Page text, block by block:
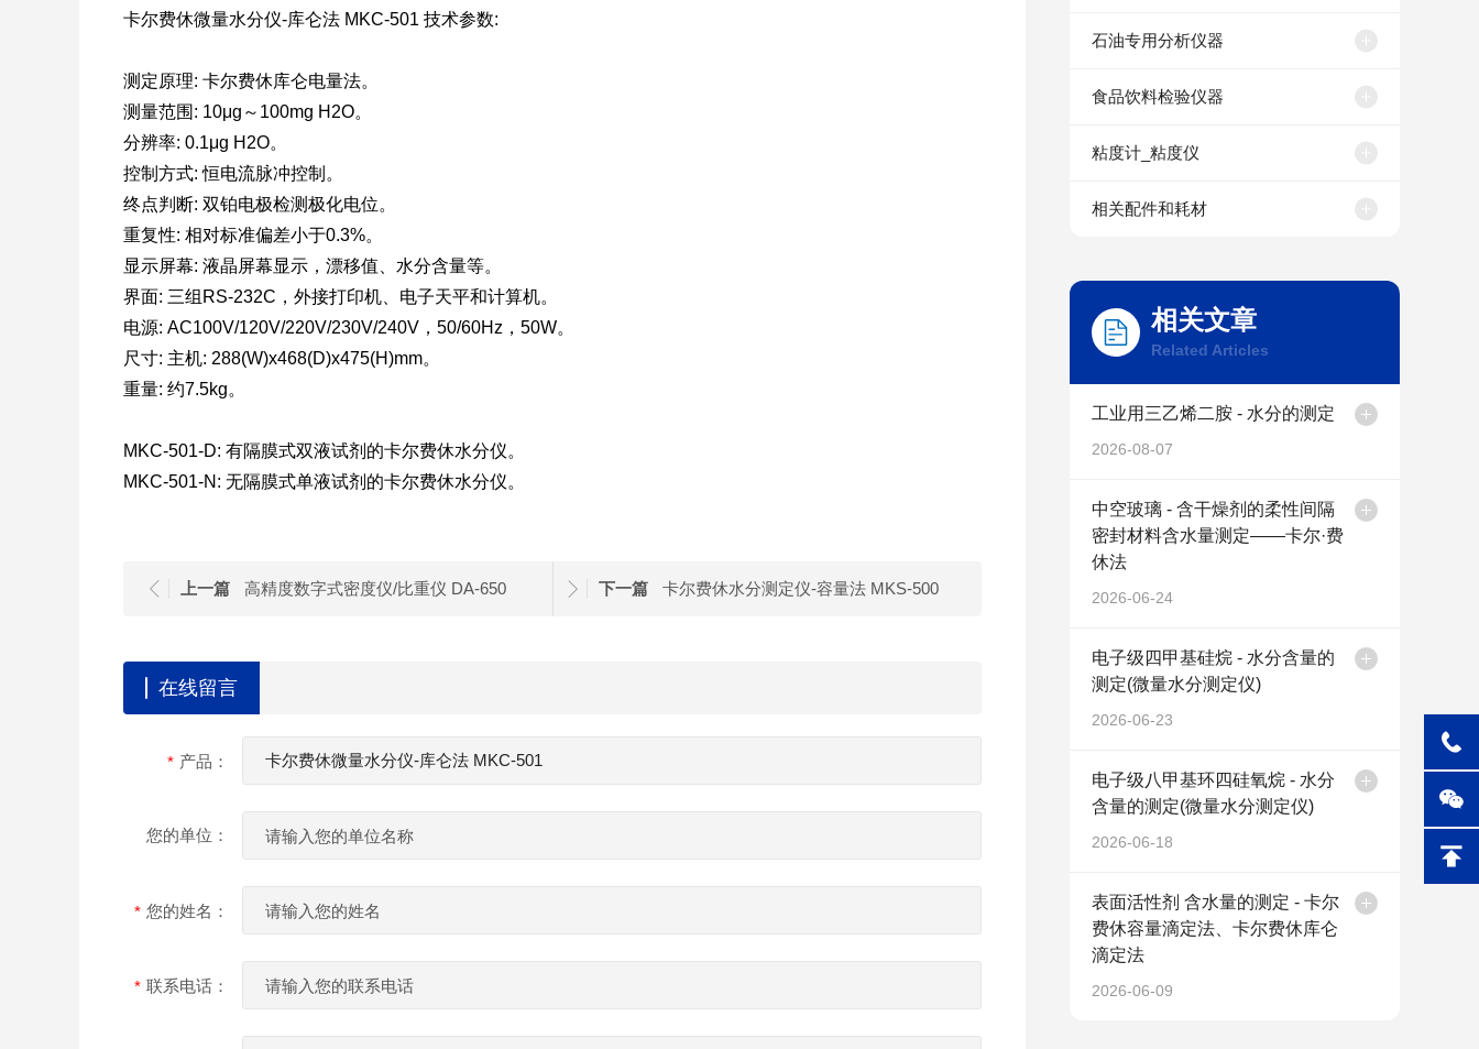
石油专用分析仪器
食品饮料检验仪器
粘度计_粘度仪
相关配件和耗材
相关文章
Related Articles
工业用三乙烯二胺 - 水分的测定
2026-08-07
中空玻璃 - 含干燥剂的柔性间隔
密封材料含水量测定——卡尔·费
休法
2026-06-24
电子级四甲基硅烷 - 水分含量的
测定(微量水分测定仪)
2026-06-23
电子级八甲基环四硅氧烷 - 水分
含量的测定(微量水分测定仪)
2026-06-18
表面活性剂 含水量的测定 - 卡尔
费休容量滴定法、卡尔费休库仑
滴定法
2026-06-09
卡尔费休微量水分仪-库仑法 MKC-501 技术参数:
测定原理: 卡尔费休库仑电量法。
测量范围: 10μg～100mg H2O。
分辨率: 0.1μg H2O。
控制方式: 恒电流脉冲控制。
终点判断: 双铂电极检测极化电位。
重复性: 相对标准偏差小于0.3%。
显示屏幕: 液晶屏幕显示，漂移值、水分含量等。
界面: 三组RS-232C，外接打印机、电子天平和计算机。
电源: AC100V/120V/220V/230V/240V，50/60Hz，50W。
尺寸: 主机: 288(W)x468(D)x475(H)mm。
重量: 约7.5kg。
MKC-501-D: 有隔膜式双液试剂的卡尔费休水分仪。
MKC-501-N: 无隔膜式单液试剂的卡尔费休水分仪。
上一篇 高精度数字式密度仪/比重仪 DA-650 下一篇 卡尔费休水分测定仪-容量法 MKS-500
在线留言
产品：
您的单位：
您的姓名：
联系电话：